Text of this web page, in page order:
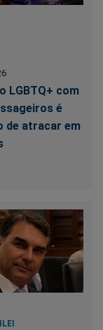
LGBTQ+ com
é
de atracar em